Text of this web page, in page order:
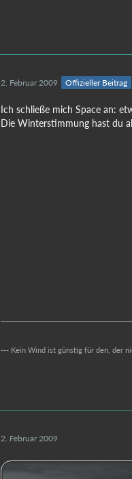
2. Februar 2009 Offizieller Beitrag
Ich schließe mich Space an:
Die Winterstimmung hast du
--- Kein Wind ist günstig für den, der
2. Februar 2009